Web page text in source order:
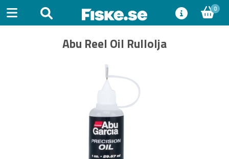
0
Abu Reel Oil Rullolja